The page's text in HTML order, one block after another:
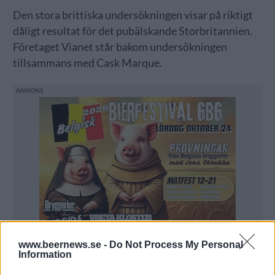
www.beernews.se - Do Not Process My Personal
Information
Den stora brittiska undersökningen visar på riktigt
dåligt resultat för det pubälskande Storbritannien.
Företaget Vianet står bakom undersökningen
tillsammans med Cask Marque.